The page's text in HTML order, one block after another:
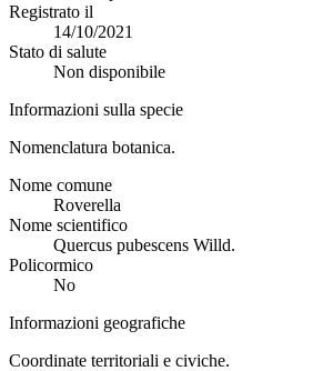
Registrato il
14/10/2021
Stato di salute
Non disponibile
Informazioni sulla specie
Nomenclatura botanica.
Nome comune
Roverella
Nome scientifico
Quercus pubescens Willd.
Policormico
No
Informazioni geografiche
Coordinate territoriali e civiche.